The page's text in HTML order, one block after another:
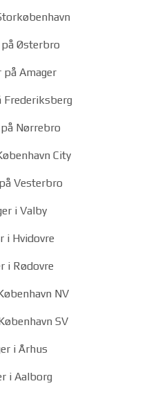
på Østerbro
på Amager
Frederiksberg
Nørrebro
City
Vesterbro
i Valby
i Hvidovre
i Rødovre
NV
SV
i Århus
i Aalborg